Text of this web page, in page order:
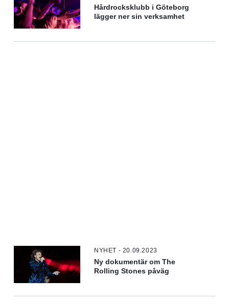
Hårdrocksklubb i Göteborg
lägger ner sin verksamhet
NYHET - 20.09.2023
Ny dokumentär om The
Rolling Stones påväg